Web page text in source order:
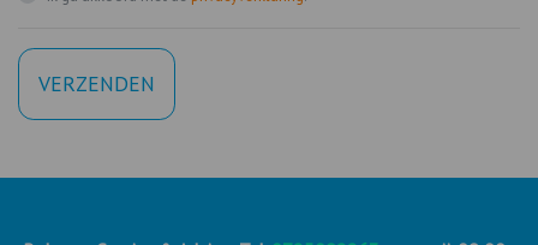
VERZENDEN